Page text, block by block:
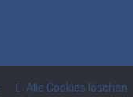
Alle Cookies löschen